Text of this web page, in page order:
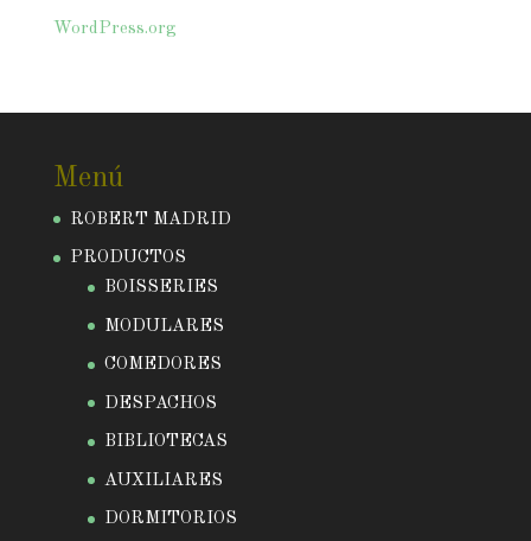
WordPress.org
Menú
ROBERT MADRID
PRODUCTOS
BOISSERIES
MODULARES
COMEDORES
DESPACHOS
BIBLIOTECAS
AUXILIARES
DORMITORIOS